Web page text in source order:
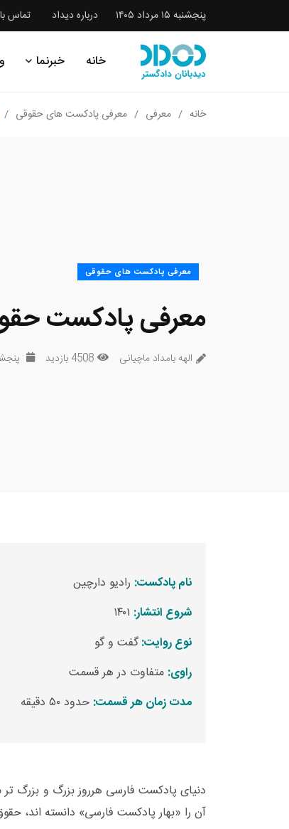
پنجشنبه ۱۵ مرداد ۱۴۰۵ درباره دیداد تماس
خانه خبرنما
خانه معرفی معرفی پادکست های حقوقی
معرفی پادکست های حقوقی
معرفی پادکست
الهه بامداد ماچیانی 4508 بازدید پنجشنبه ۱۸
نام پادکست: رادیو دارچین
شروع انتشار:
نوع روایت:گفت و گو
راوی: متفاوت در هر قسمت
مدت زمان هر قسمت: حدود ۵۰ دقیقه
دنیای پادکست فارسی هرروز بزرگ و بزرگ
آن را «بهار پادکست فارسی» دانسته اند،